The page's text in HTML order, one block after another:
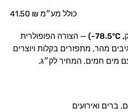
41.50 ₪ כולל מע״מ
— הצורה הפופולרית
מהר, מתפזרים בקלות ויוצרים
מים חמים. המחיר לק״ג.
ברים ואירועים